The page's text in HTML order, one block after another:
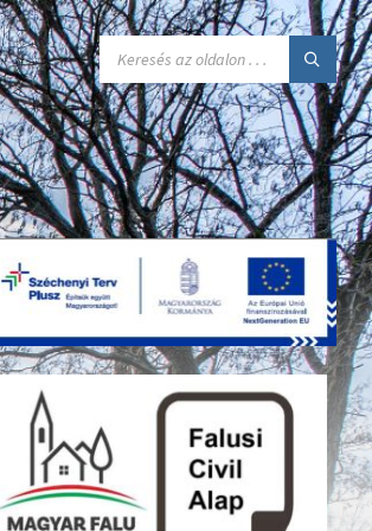
SEARCH: